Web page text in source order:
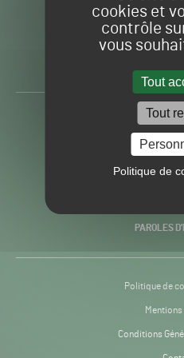
cookies et
contrôle
vous
Tout
Tout
Politique de
-
Toute
PAROLES
Politique de
Mentions
Conditions